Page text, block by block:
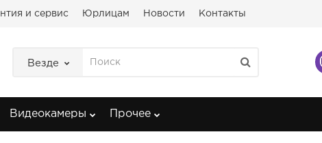
и сервис Юрлицам Новости Контакты
Везде
Видеокамеры Прочее